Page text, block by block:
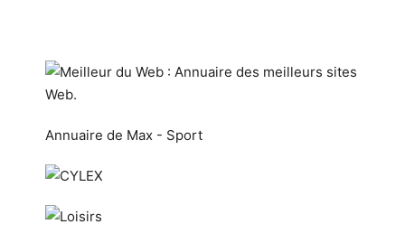
Annuaire de Max - Sport